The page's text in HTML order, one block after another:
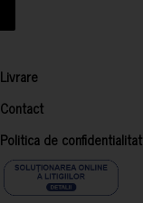
Livrare
Contact
Politica de